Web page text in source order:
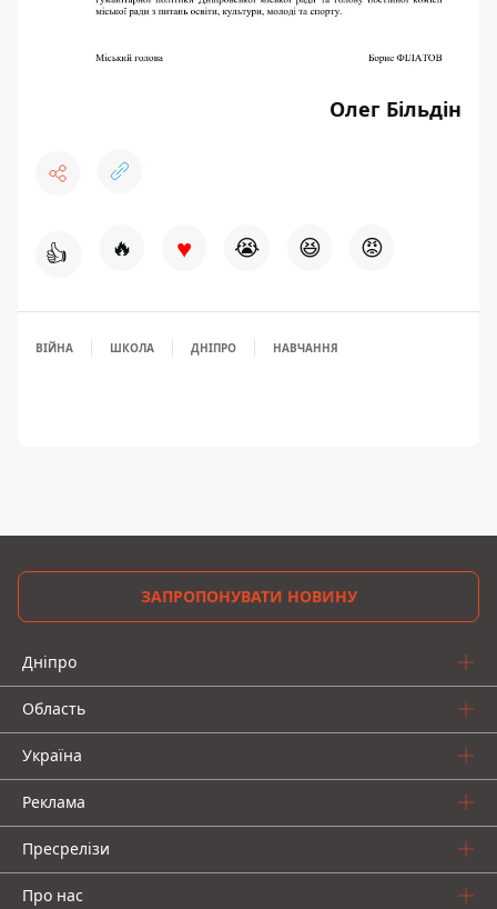
Олег Більдін
👍 🔥 ♥ 😭 😆 😡
ВІЙНА ШКОЛА ДНІПРО НАВЧАННЯ
ЗАПРОПОНУВАТИ НОВИНУ
Дніпро
Область
Україна
Реклама
Пресрелізи
Про нас